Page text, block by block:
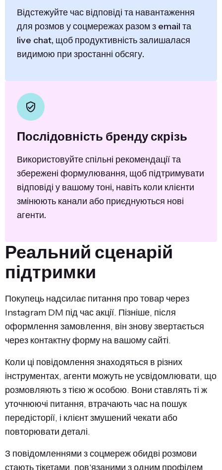
Відстежуйте час відповіді та навантаження
для розмов у соцмережах разом з email та
live chat, щоб продуктивність залишалася
видимою при зростанні обсягу.
Послідовність бренду скрізь
Використовуйте спільні рекомендації та
збережені формулювання, щоб підтримувати
відповіді у вашому тоні, навіть коли клієнти
змінюють канали або приєднуються нові
агенти.
Реальний сценарій
підтримки
Покупець надсилає питання про товар через
Instagram DM під час акції. Пізніше, після
оформлення замовлення, він знову звертається
через контактну форму на вашому сайті.
Коли ці повідомлення знаходяться в різних
інструментах, агенти можуть не усвідомлювати, що
розмовляють з тією ж особою. Вони ставлять ті ж
уточнюючі питання, втрачають час на пошук
передісторії, і клієнт змушений чекати або
повторювати деталі.
З повідомленнями з соцмереж обидві розмови
стають тікетами, пов'язаними з одним профілем